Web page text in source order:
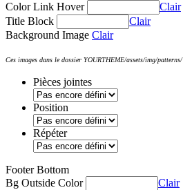
Color Link Hover
Clair
Title Block
Clair
Background Image Clair
Ces images dans le dossier YOURTHEME/assets/img/patterns/
Pièces jointes
Position
Répéter
Footer Bottom
Bg Outside Color
Clair